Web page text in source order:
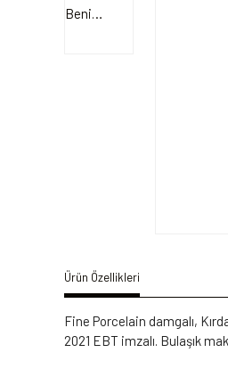
Ürün Özellikleri
Fine Porcelain damgalı,
2021 EBT imzalı. Bulaşık